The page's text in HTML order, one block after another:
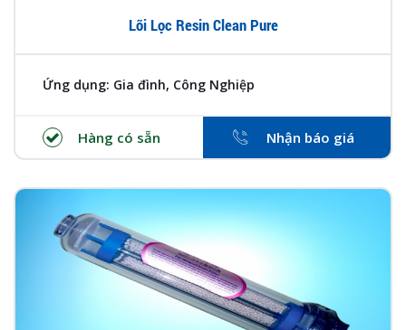
Lõi Lọc Resin Clean Pure
Ứng dụng: Gia đình, Công Nghiệp
Hàng có sẵn Nhận báo giá